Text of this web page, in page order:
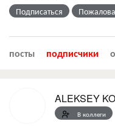
Подписаться
посты подписчики
ALEKSEY
В коллеги